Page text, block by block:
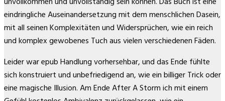
eindringliche Auseinandersetzung mit dem menschlichen Dasein,
mit all seinen Komplexitäten und Widersprüchen, wie ein reich
und komplex gewobenes Tuch aus vielen verschiedenen Fäden.
Leider war epub Handlung vorhersehbar, und das Ende fühlte
sich konstruiert und unbefriedigend an, wie ein billiger Trick oder
eine magische Illusion. Am Ende After A Storm ich mit einem